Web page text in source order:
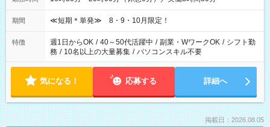
期間 ≪短期＊単発≫ 8・9・10月限定！
特徴 週1日からOK / 40～50代活躍中 / 副業・WワークOK / シフト勤
務 / 10名以上の大量募集 / パソコンスキル不要
気になる！ 応募する 詳細へ
掲載日：2026.08.05